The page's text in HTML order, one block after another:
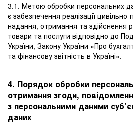
3.1. Метою обробки персональних
є забезпечення реалізації
надання, отримання та здійснення
товари та послуги відповідно до
України, Закону України «Про
та фінансову звітність в Україні».
4. Порядок обробки
отримання згоди,
з персональними даними
даних